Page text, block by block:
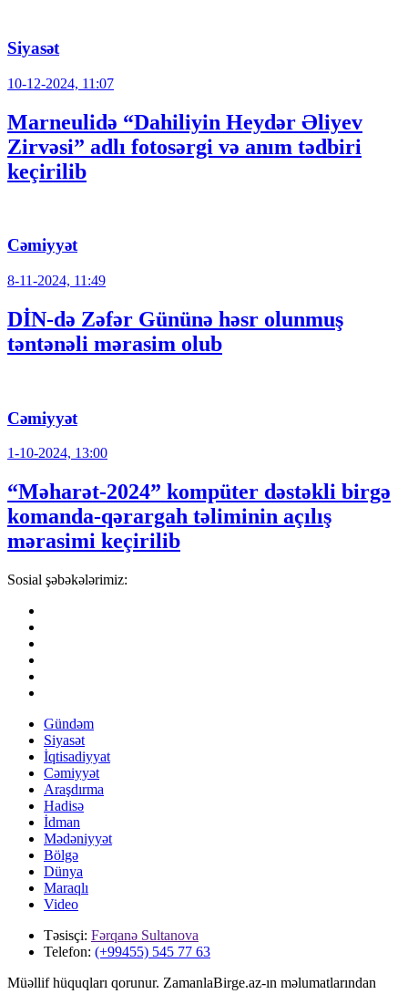
Siyasət
10-12-2024, 11:07
Marneulidə “Dahiliyin Heydər Əliyev
Zirvəsi” adlı fotosərgi və anım tədbiri
keçirilib
Cəmiyyət
8-11-2024, 11:49
DİN-də Zəfər Gününə həsr olunmuş
təntənəli mərasim olub
Cəmiyyət
1-10-2024, 13:00
“Məharət-2024” kompüter dəstəkli birgə
komanda-qərargah təliminin açılış
mərasimi keçirilib
Sosial şəbəkələrimiz:
Gündəm
Siyasət
İqtisadiyyat
Cəmiyyət
Araşdırma
Hadisə
İdman
Mədəniyyət
Bölgə
Dünya
Maraqlı
Video
Təsisçi: Fərqanə Sultanova
Telefon: (+99455) 545 77 63
Müəllif hüquqları qorunur. ZamanlaBirge.az-ın məlumatlarından